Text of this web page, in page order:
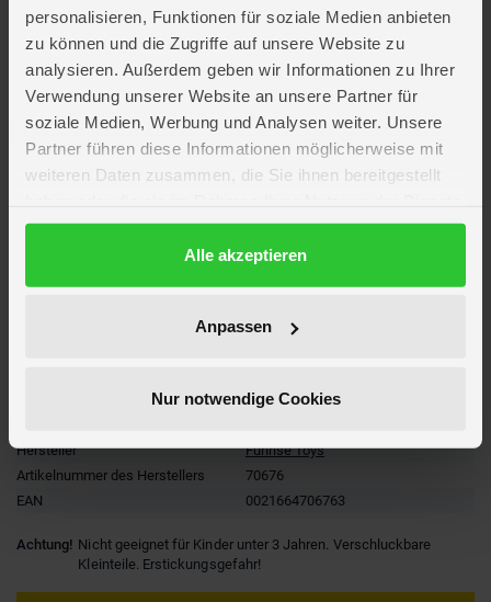
personalisieren, Funktionen für soziale Medien anbieten
zu können und die Zugriffe auf unsere Website zu
analysieren. Außerdem geben wir Informationen zu Ihrer
Verwendung unserer Website an unsere Partner für
soziale Medien, Werbung und Analysen weiter. Unsere
Partner führen diese Informationen möglicherweise mit
weiteren Daten zusammen, die Sie ihnen bereitgestellt
gesammelt haben.
DatenschutzerklärungAlle akzeptieren
Anpassen
Nur notwendige Cookies
Leben und hat zusätzlich eine Foto-Box-Funktion.
Figur mit Bewegungssensor
Macht Pupsgeräusche, wenn Sensor aktiviert wird
Lieferumfang
ab 5 Jahre
Artikelmaße
Länge ca. 9 cm
Breite ca. 13,4 cm
(enthalten)
Hersteller
Funrise Toys
Artikelnummer des Herstellers
70676
EAN
0021664706763
Achtung! Nicht geeignet für Kinder unter 3 Jahren. Verschluckbare
Kleinteile. Erstickungsgefahr!